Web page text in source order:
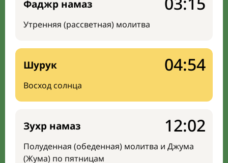
Фаджр намаз
Утренняя (рассветная) молитва
Шурук
Восход солнца
04:54
Зухр намаз
Полуденная (обеденная) молитва и Джума
(Жума) по пятницам
12:02